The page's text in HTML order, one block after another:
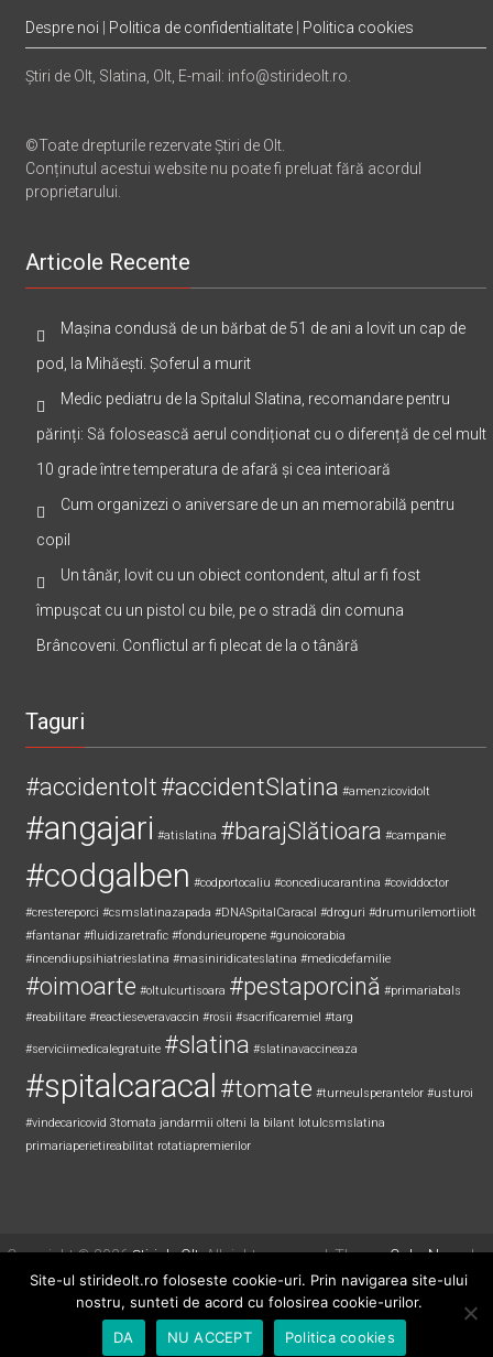
Despre noi Politica de confidentialitate Politica cookies
Știri de Olt, Slatina, Olt, E-mail: info@stirideolt.ro.
©Toate drepturile rezervate Știri de Olt.
Conținutul acestui website nu poate fi preluat fără acordul
proprietarului.
Articole Recente
Mașina condusă de un bărbat de 51 de ani a lovit un cap de
pod, la Mihăești. Șoferul a murit
Medic pediatru de la Spitalul Slatina, recomandare pentru
părinți: Să folosească aerul condiționat cu o diferență de cel mult
10 grade între temperatura de afară și cea interioară
Cum organizezi o aniversare de un an memorabilă pentru
copil
Un tânăr, lovit cu un obiect contondent, altul ar fi fost
împușcat cu un pistol cu bile, pe o stradă din comuna
Brâncoveni. Conflictul ar fi plecat de la o tânără
Taguri
#accidentolt #accidentSlatina #amenzicovidolt
#angajari #atislatina #barajSlătioara #campanie
#codgalben #codportocaliu #concediucarantina #coviddoctor
#crestereporci #csmslatinazapada #DNASpitalCaracal #droguri #drumurilemortiiolt
#fantanar #fluidizaretrafic #fondurieuropene #gunoicorabia
#incendiupsihiatrieslatina #masiniridicateslatina #medicdefamilie
#oimoarte #oltulcurtisoara #pestaporcină #primariabals
#reabilitare #reactieseveravaccin #rosii #sacrificaremiel #targ
#serviciimedicalegratuite #slatina #slatinavaccineaza
#spitalcaracal #tomate #turneulsperantelor #usturoi
#vindecaricovid 3tomata jandarmii olteni la bilant lotulcsmslatina
primariaperietireabilitat rotatiapremierilor
Copyright © 2026Știri de Olt. All rights reserved. Theme:ColorNewsby
ThemeGrill. Powered byWordPress.
Site-ul stirideolt.ro foloseste cookie-uri. Prin navigarea site-ului
nostru, sunteti de acord cu folosirea cookie-urilor.
DA
NU ACCEPT Politica cookies